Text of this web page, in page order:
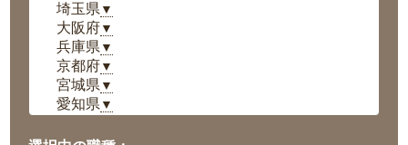
埼玉県 ▼
大阪府▼
兵庫県 ▼
京都府▼
宮城県 ▼
愛知県 ▼
岡山県